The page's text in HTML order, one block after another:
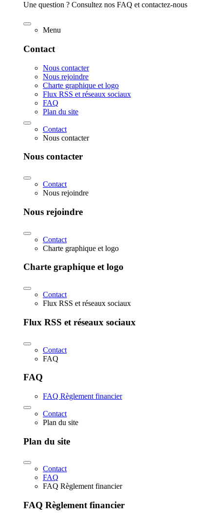
Une question ? Consultez nos FAQ et contactez-nous
Menu
Contact
Nous contacter
Nous rejoindre
Charte graphique et logo
Flux RSS et réseaux sociaux
FAQ
Plan du site
Contact
Nous contacter
Nous contacter
Contact
Nous rejoindre
Nous rejoindre
Contact
Charte graphique et logo
Charte graphique et logo
Contact
Flux RSS et réseaux sociaux
Flux RSS et réseaux sociaux
Contact
FAQ
FAQ
FAQ Règlement financier
Contact
Plan du site
Plan du site
Contact
FAQ
FAQ Règlement financier
FAQ Règlement financier